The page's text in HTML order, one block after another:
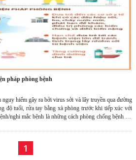
pháp phòng bệnh
nguy hiểm gây ra bởi virus sởi và lây truyền qua đường
độ tuổi, rửa tay bằng xà phòng trước khi tiếp xúc với
nghi mắc bệnh là những cách phòng chống bệnh sởi
1